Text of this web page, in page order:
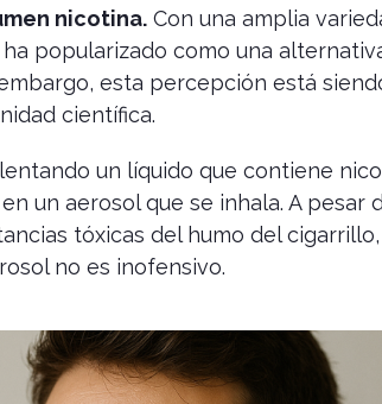
nicotina. Con una amplia
popularizado como una
esta percepción está
científica.
un líquido que contiene
un aerosol que se inhala. A pesar
tóxicas del humo del
no es inofensivo.